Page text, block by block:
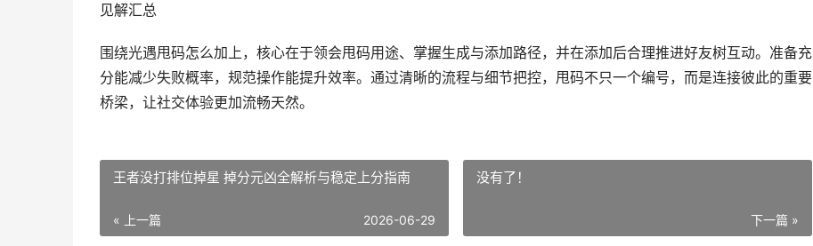
见解汇总
围绕光遇甩码怎么加上，核心在于领会甩码用途、掌握生成与添加路径，并在添加后合理推进好友树互动。准备充
分能减少失败概率，规范操作能提升效率。通过清晰的流程与细节把控，甩码不只一个编号，而是连接彼此的重要
桥梁，让社交体验更加流畅天然。
王者没打排位掉星 掉分元凶全解析与稳定上分指南
« 上一篇 2026-06-29
没有了！
下一篇 »